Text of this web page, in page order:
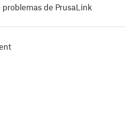
problemas de PrusaLink